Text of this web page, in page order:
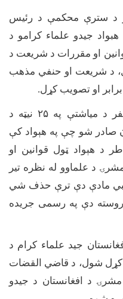
د سترې محکمې د رئیس
جیدو علماء کرامو د
او مقررات د شریعت د
د شریعت او حنفي مذهب
او تصویب کړل.
د میاشتې په ۲۵نیټه د
صادر شو چې په هېواد کې
د هېواد ټول قوانین او
د علماوو له نظره تیر
مادې دې ترې حذف شي
دې په رسمی جریده
جید علماء کرام د
کړل شول، د قاضي القضات
د افغانستان د جیدو